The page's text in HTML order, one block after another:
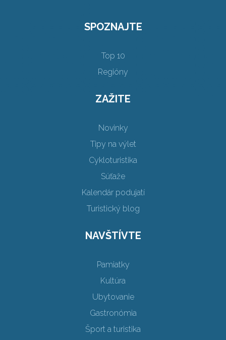
SPOZNAJTE
Top 10
Regióny
ZAŽITE
Novinky
Tipy na výlet
Cykloturistika
Súťaže
Kalendár podujatí
Turistický blog
NAVŠTÍVTE
Pamiatky
Kultúra
Ubytovanie
Gastronómia
Šport a turistika